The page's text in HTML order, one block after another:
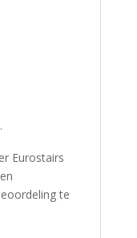
Eurostairs
te